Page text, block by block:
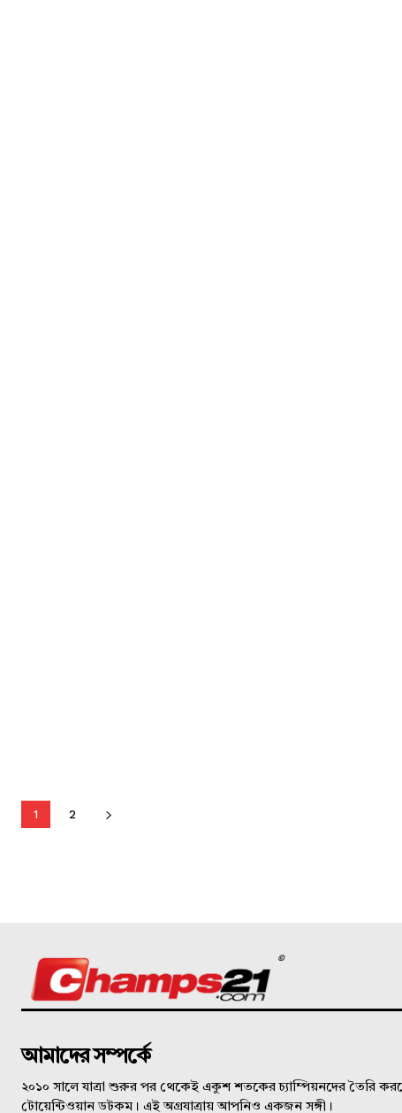
1 2
©
আমাদের সম্পর্কে
২০১০ সালে যাত্রা শুরুর পর থেকেই একুশ শতকের চ্যাম্পিয়নদের তৈরি
টোয়েন্টিওয়ান ডটকম। এই অগ্রযাত্রায় আপনিও একজন সঙ্গী।